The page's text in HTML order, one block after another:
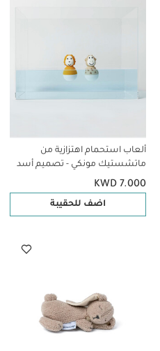
ألعاب استحمام اهتزازية من
ماتشستيك مونكي - تصميم أسد
وزرافة
KWD 7.000
اضف للحقيبة